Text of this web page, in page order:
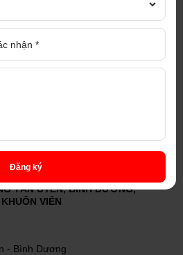
TÂN UYÊN, BÌNH DƯƠNG,
VIÊN
- Bình Dương
Đăng ký